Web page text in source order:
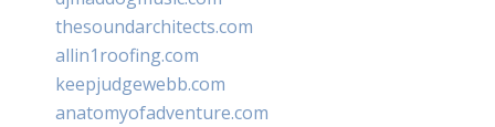
thesoundarchitects.com
allin1roofing.com
keepjudgewebb.com
anatomyofadventure.com